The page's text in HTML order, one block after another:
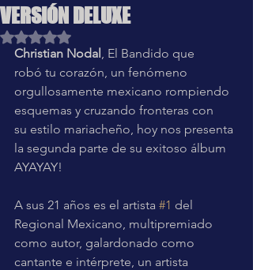
VERSIÓN DELUXE
Obtuvo NaN de 5 estrellas.
Christian Nodal, El Bandido que
robó tu corazón, un fenómeno
orgullosamente mexicano rompiendo
esquemas y cruzando fronteras con
su estilo mariacheño, hoy nos presenta
la segunda parte de su exitoso álbum
AYAYAY!
A sus 21 años es el artista #1 del
Regional Mexicano, multipremiado
como autor, galardonado como
cantante e intérprete, un artista